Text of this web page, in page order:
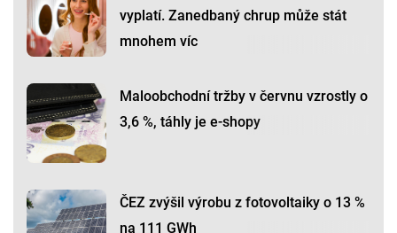
vyplatí. Zanedbaný chrup může stát
mnohem víc
Maloobchodní tržby v červnu vzrostly o
3,6 %, táhly je e-shopy
ČEZ zvýšil výrobu z fotovoltaiky o 13 %
na 111 GWh